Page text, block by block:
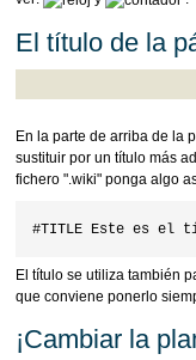
El título de la
En la parte de arriba de la
sustituir por un título más
fichero ".wiki" ponga algo
El título se utiliza también
que conviene ponerlo
¡Cambiar la